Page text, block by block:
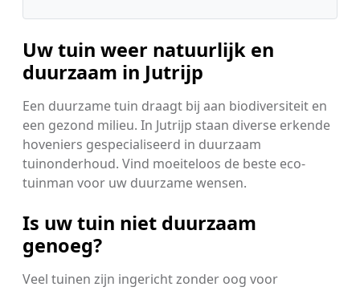
Uw tuin weer natuurlijk en
duurzaam in Jutrijp
Een duurzame tuin draagt bij aan biodiversiteit en
een gezond milieu. In Jutrijp staan diverse erkende
hoveniers gespecialiseerd in duurzaam
tuinonderhoud. Vind moeiteloos de beste eco-
tuinman voor uw duurzame wensen.
Is uw tuin niet duurzaam
genoeg?
Veel tuinen zijn ingericht zonder oog voor